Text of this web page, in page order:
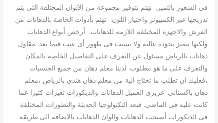
فى الشعور بالتميز. نهتم بتوفير مجموعة من الالوان المختلفة التى يتم
تدريجها عبر الكمبيوتر واختيار اللون. تهتم بأدوات الخاصة بالدهانات من
الفرش والاجهزة المختلفة اللازمة للدهانات. أرخص أنواع الدهانات
ولكنها تتميز بجودة عالية ولا تسبب فى ظهور أى عيب فيما بعد. مقاول
دهانات بالرياض مسئول عن التعرف على التفاصيل الخاصة بالمكان
والتعرف على ما هو مطلوب. لدينا معلم دهان من جميع الجنسيات
،فعليك ان تطلب ما تحتاج الية من معلم دهان هندي بالرياض ،معلم
دهان باكستانى. عزيزى العميل الدهانات والديكورات تغيرات كثيرا عما
كانت عليه فى الماضي. فبعد التكنولوجيا الحديثة والتطورات المختلفة
فى الديكورات أصبحت الدهانات والوان الدهانات بالاضافة الى طريقة